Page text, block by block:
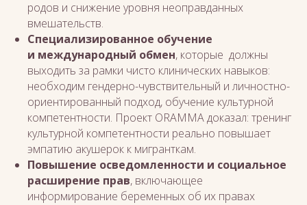
родов и снижение уровня неоправданных
вмешательств.
Специализированное обучение
и международный обмен, которые должны
выходить за рамки чисто клинических навыков:
необходим гендерно-чувствительный и личностно-
ориентированный подход, обучение культурной
компетентности. Проект ORAMMA доказал: тренинг
культурной компетентности реально повышает
эмпатию акушерок к мигранткам.
Повышение осведомленности и социальное
расширение прав, включающее
информирование беременных об их правах